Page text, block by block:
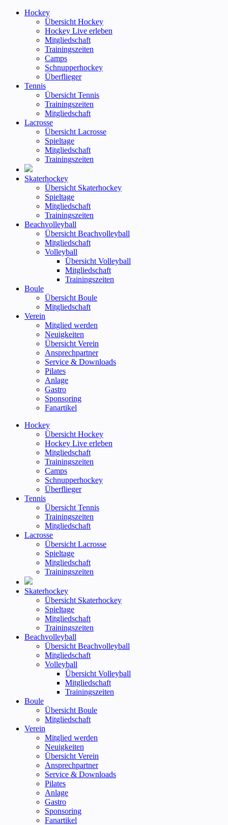
Hockey
Übersicht Hockey
Hockey Live erleben
Mitgliedschaft
Trainingszeiten
Camps
Schnupperhockey
Überflieger
Tennis
Übersicht Tennis
Trainingszeiten
Mitgliedschaft
Lacrosse
Übersicht Lacrosse
Spieltage
Mitgliedschaft
Trainingszeiten
Skaterhockey
Übersicht Skaterhockey
Spieltage
Mitgliedschaft
Trainingszeiten
Beachvolleyball
Übersicht Beachvolleyball
Mitgliedschaft
Volleyball
Übersicht Volleyball
Mitgliedschaft
Trainingszeiten
Boule
Übersicht Boule
Mitgliedschaft
Verein
Mitglied werden
Neuigkeiten
Übersicht Verein
Ansprechpartner
Service & Downloads
Pilates
Anlage
Gastro
Sponsoring
Fanartikel
Hockey
Übersicht Hockey
Hockey Live erleben
Mitgliedschaft
Trainingszeiten
Camps
Schnupperhockey
Überflieger
Tennis
Übersicht Tennis
Trainingszeiten
Mitgliedschaft
Lacrosse
Übersicht Lacrosse
Spieltage
Mitgliedschaft
Trainingszeiten
Skaterhockey
Übersicht Skaterhockey
Spieltage
Mitgliedschaft
Trainingszeiten
Beachvolleyball
Übersicht Beachvolleyball
Mitgliedschaft
Volleyball
Übersicht Volleyball
Mitgliedschaft
Trainingszeiten
Boule
Übersicht Boule
Mitgliedschaft
Verein
Mitglied werden
Neuigkeiten
Übersicht Verein
Ansprechpartner
Service & Downloads
Pilates
Anlage
Gastro
Sponsoring
Fanartikel